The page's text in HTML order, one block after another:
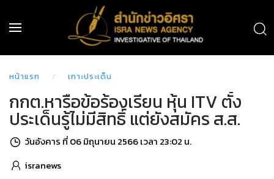
หน้าแรก เกาะประเด็น
กกต.หารือข้อร้องเรียน หุ้น ITV ตั้ง
ประเด็นรู้ไม่มีสิทธิ์ แต่ยังสมัคร ส.ส.
วันอังคาร ที่ 06 มิถุนายน 2566 เวลา 23:02 น.
isranews